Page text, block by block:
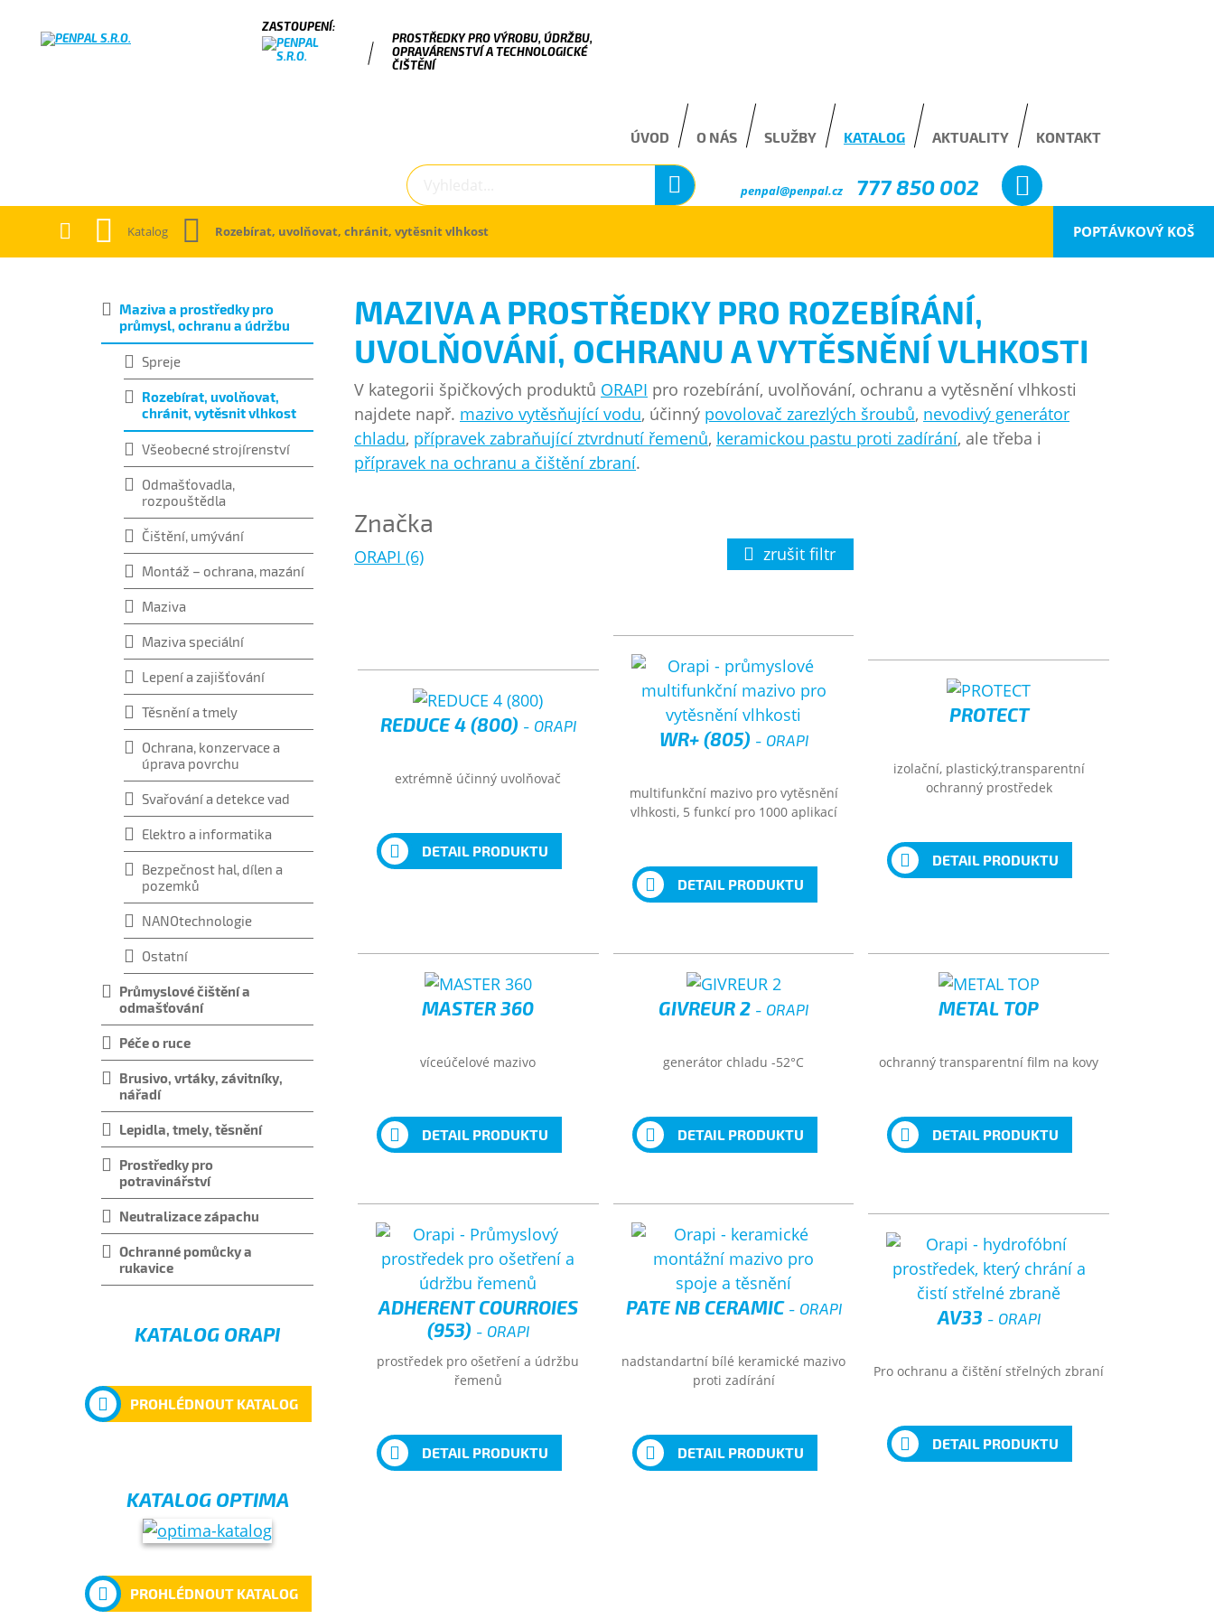
PROSTŘEDKY PRO VÝROBU, ÚDRŽBU,
OPRAVÁRENSTVÍ A TECHNOLOGICKÉ
ČIŠTĚNÍ
ÚVOD O NÁS SLUŽBY KATALOG AKTUALITY KONTAKT
POPTÁVKOVÝ KOŠ
penpal@penpal.cz 777 850 002
Katalog Rozebírat, uvolňovat, chránit, vytěsnit vlhkost
MAZIVA A PROSTŘEDKY PRO ROZEBÍRÁNÍ,
UVOLŇOVÁNÍ, OCHRANU A VYTĚSNĚNÍ VLHKOSTI
V kategorii špičkových produktů ORAPI pro rozebírání, uvolňování, ochranu a vytěsnění vlhkosti
najdete např. mazivo vytěsňující vodu, účinný povolovač zarezlých šroubů, nevodivý generátor
chladu, přípravek zabraňující ztvrdnutí řemenů, keramickou pastu proti zadírání, ale třeba i
přípravek na ochranu a čištění zbraní.
Značka
ORAPI (6) zrušit filtr
REDUCE 4 (800) - ORAPI
extrémně účinný uvolňovač
DETAIL PRODUKTU
WR+ (805) - ORAPI
multifunkční mazivo pro vytěsnění
vlhkosti, 5 funkcí pro 1000 aplikací
DETAIL PRODUKTU
PROTECT
izolační, plastický,transparentní
ochranný prostředek
DETAIL PRODUKTU
MASTER 360
víceúčelové mazivo
DETAIL PRODUKTU
GIVREUR 2 - ORAPI
generátor chladu -52°C
DETAIL PRODUKTU
METAL TOP
ochranný transparentní film na kovy
DETAIL PRODUKTU
ADHERENT COURROIES
(953) - ORAPI
prostředek pro ošetření a údržbu
řemenů
DETAIL PRODUKTU
PATE NB CERAMIC - ORAPI
nadstandartní bílé keramické mazivo
proti zadírání
DETAIL PRODUKTU
AV33 - ORAPI
Pro ochranu a čištění střelných zbraní
DETAIL PRODUKTU
Maziva a prostředky pro
průmysl, ochranu a údržbu
Spreje
Rozebírat, uvolňovat,
chránit, vytěsnit vlhkost
Všeobecné strojírenství
Odmašťovadla,
rozpouštědla
Čištění, umývání
Montáž – ochrana, mazání
Maziva
Maziva speciální
Lepení a zajišťování
Těsnění a tmely
Ochrana, konzervace a
úprava povrchu
Svařování a detekce vad
Elektro a informatika
Bezpečnost hal, dílen a
pozemků
NANOtechnologie
Ostatní
Průmyslové čištění a
odmašťování
Péče o ruce
Brusivo, vrtáky, závitníky,
nářadí
Lepidla, tmely, těsnění
Prostředky pro
potravinářství
Neutralizace zápachu
Ochranné pomůcky a
rukavice
KATALOG ORAPI
PROHLÉDNOUT KATALOG
KATALOG OPTIMA
PROHLÉDNOUT KATALOG